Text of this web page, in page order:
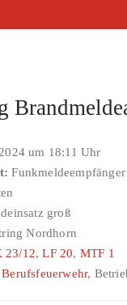
um 18:11 Uhr
Funkmeldeempfänger
groß
Nordhorn
23/12,LF 20, MTF 1
Berufsfeuerwehr,